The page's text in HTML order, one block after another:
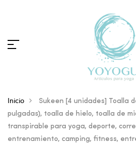
Inicio
Sukeen [4 unidades] Toalla
pulgadas), toalla de hielo, toalla de
transpirable para yoga, deporte,
entrenamiento, camping, fitness,